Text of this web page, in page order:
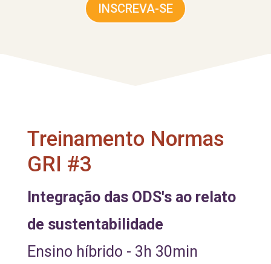
INSCREVA-SE
Treinamento Normas
GRI #3
Integração das ODS's ao relato
de sustentabilidade
Ensino híbrido - 3h 30min